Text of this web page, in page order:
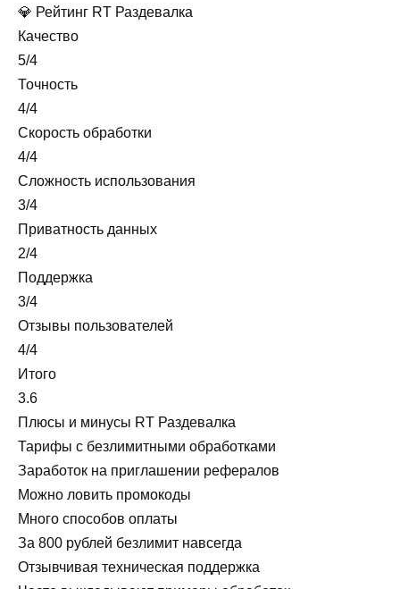
💎 Рейтинг RT Раздевалка
Качество
5/4
Точность
4/4
Скорость обработки
4/4
Сложность использования
3/4
Приватность данных
2/4
Поддержка
3/4
Отзывы пользователей
4/4
Итого
3.6
Плюсы и минусы RT Раздевалка
Тарифы с безлимитными обработками
Заработок на приглашении рефералов
Можно ловить промокоды
Много способов оплаты
За 800 рублей безлимит навсегда
Отзывчивая техническая поддержка